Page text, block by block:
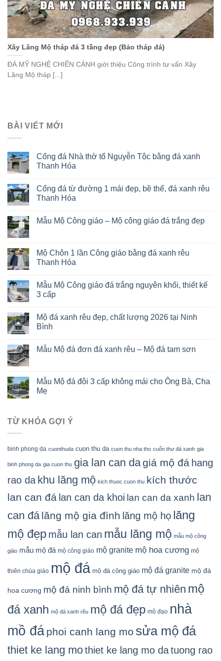
Xây Lăng Mộ tháp đá 3 tầng đẹp (Bảo tháp đá)
ĐÁ MỸ NGHỆ CHIẾN CẢNH giới thiệu Công trình tư vấn Xây
Lăng Mộ tháp [...]
BÀI VIẾT MỚI
Cổng đá Nhà thờ tổ Nguyễn Tộc bằng đá xanh
Thanh Hóa
Cổng đá từ đường 1 mái đẹp, bề thế, đá xanh rêu
Thanh Hóa
Mẫu Mộ Công giáo – Mộ công giáo đá trắng đẹp
Mộ Chôn 1 lần Công giáo bằng đá xanh rêu
Thanh Hóa
Mẫu Mộ Công giáo đá trắng nguyên khối, thiết kế
3 cấp
Mộ đá xanh rêu đẹp, chất lượng 2026 tại Ninh
Bình
Mẫu Mộ đá đơn đá xanh rêu – Mộ đá tam sơn
Mẫu Mộ đá đôi 3 cấp không mái cho Ông Bà, Cha
Mẹ
TỪ KHÓA GỢI Ý
binh phong da cuonthuda cuon thu da cuon thu nha tho cuốn thư đá xanh gia
binh phong da gia cuon thu gia lan can dagiá mộ đá hang
rao da khu lăng mộ kich thuoc cuon thu kích thước
lan can đá lan can da khoi lan can da xanh lan
can đá lăng mộ gia đình lăng mộ họ lăng
mộ đẹp mẫu lan can mẫu lăng mộ mẫu mộ công
giáo mẫu mộ đá mộ công giáo mộ granite mộ hoa cương mộ
thiên chúa giáo mộ đá mộ đá công giáo mộ đá granite mộ đá
hoa cương mộ đá ninh bình mộ đá tự nhiên mộ
đá xanh mộ đá xanh rêu mộ đá đẹp mộ đạo nhà
mồ đá phoi canh lang mo sửa mộ đá
thiet ke lang mothiet ke lang mo datuong rao